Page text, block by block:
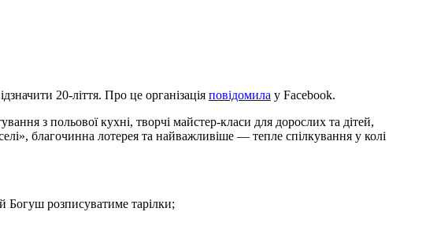
20-ліття. Про це організація повідомила у Facebook.
з польової кухні, творчі майстер-класи для дорослих та дітей,
благочинна лотерея та найважливіше — тепле спілкування у колі
Богуш розписуватиме тарілки;